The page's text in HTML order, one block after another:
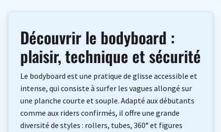
Découvrir le bodyboard :
plaisir, technique et sécurité
Le bodyboard est une pratique de glisse accessible et
intense, qui consiste à surfer les vagues allongé sur
une planche courte et souple. Adapté aux débutants
comme aux riders confirmés, il offre une grande
diversité de styles : rollers, tubes, 360° et figures